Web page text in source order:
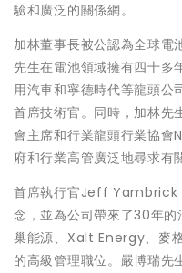
驗和廣泛的關係網。
加林董事長被公認為全球電
先生在電池領域擁有四十多
用汽車和寧德時代等龍頭公
首席技術官。同時，加林先
會主席和行業龍頭行業協
府和行業高管廣泛地尋求有
首席執行官Jeff Yambrick
念，並為公司帶來了30年
巢能源、Xalt Energy、麥
的高級管理職位。嚴博瑞先